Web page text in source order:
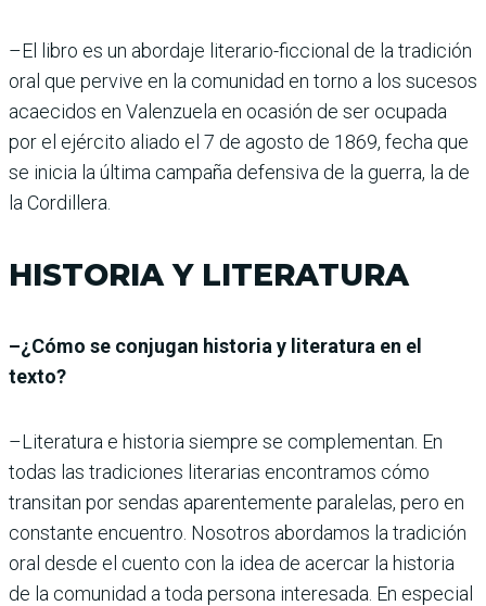
–El libro es un abordaje literario-ficcional de la tradición
oral que pervive en la comunidad en torno a los sucesos
acaecidos en Valenzuela en ocasión de ser ocupada
por el ejército aliado el 7 de agosto de 1869, fecha que
se inicia la última campaña defensiva de la guerra, la de
la Cordillera.
HISTORIA Y LITERATURA
–¿Cómo se conjugan historia y literatura en el
texto?
–Literatura e historia siempre se complementan. En
todas las tradiciones literarias encontramos cómo
transitan por sendas aparentemente paralelas, pero en
constante encuentro. Nosotros abordamos la tradición
oral desde el cuento con la idea de acercar la historia
de la comunidad a toda persona interesada. En especial